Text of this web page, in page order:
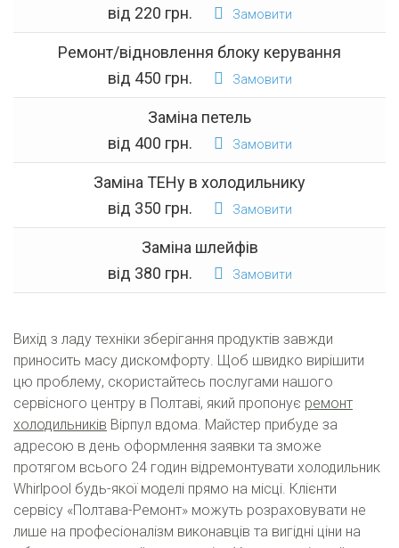
від 220 грн. Замовити
Ремонт/відновлення блоку керування
від 450 грн.
Замовити
Заміна петель
від 400 грн.
Замовити
Заміна ТЕНу в холодильнику
від 350 грн.
Замовити
Заміна шлейфів
від 380 грн.
Замовити
Вихід з ладу техніки зберігання продуктів завжди
приносить масу дискомфорту. Щоб швидко вирішити
цю проблему, скористайтесь послугами нашого
сервісного центру в Полтаві, який пропонує ремонт
холодильників Вірпул вдома. Майстер прибуде за
адресою в день оформлення заявки та зможе
протягом всього 24 годин відремонтувати холодильник
Whirlpool будь-якої моделі прямо на місці. Клієнти
сервісу «Полтава-Ремонт» можуть розраховувати не
лише на професіоналізм виконавців та вигідні ціни на